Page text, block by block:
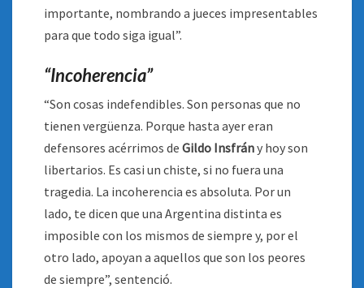
importante, nombrando a jueces impresentables
para que todo siga igual”.
“Incoherencia”
“Son cosas indefendibles. Son personas que no
tienen vergüenza. Porque hasta ayer eran
defensores acérrimos de Gildo Insfrány hoy son
libertarios. Es casi un chiste, si no fuera una
tragedia. La incoherencia es absoluta. Por un
lado, te dicen que una Argentina distinta es
imposible con los mismos de siempre y, por el
otro lado, apoyan a aquellos que son los peores
de siempre”, sentenció.